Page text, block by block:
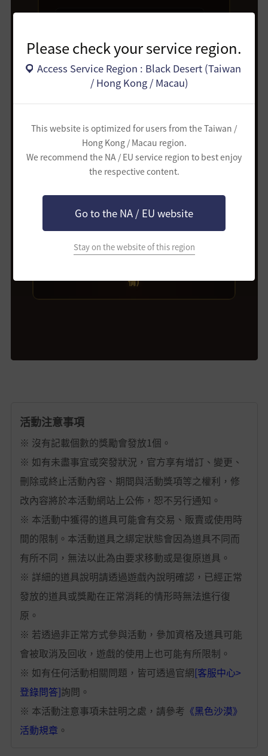
Please check your service region.
Access Service Region : Black Desert (Taiwan
/ Hong Kong / Macau)
This website is optimized for users from the Taiwan /
Hong Kong / Macau region.
We recommend the NA / EU service region to best enjoy
the respective content.
Go to the NA / EU website
Stay on the website of this region
(完成所有冒險日記時)
20,000P
+
+ 20,000P
情)
活動注意事項
※ 沒有記載個數的獎勵會發放1個。
※ 如有未盡事宜或突發狀況，官方享有增訂、變更、
刪除或終止活動內容、期間與活動獎項等之權利，修
改內容將於本活動網站上公佈，恕不另行通知。
※ 本活動中獲得的道具可能會有交易、販賣或使用時
間的限制。本活動道具之綁定狀態會因為道具不同而
有所不同，無法以此為由要求移動或是復原道具。
※ 詳細的道具說明請透過遊戲內說明確認，已經正常
發放的道具或獎勵在正常消耗的情形時無法進行復
原。
※ 若透過非正常方式參與活動，參加資格及道具可能
會被取消及回收，遊戲的使用上也可能有所限制。
※ 如有任何活動相關問題，皆可透過官網[客服中心>
登錄問答]詢問。
※ 本活動注意事項未註明之處，請參考 《黑色沙漠》
活動規章 。